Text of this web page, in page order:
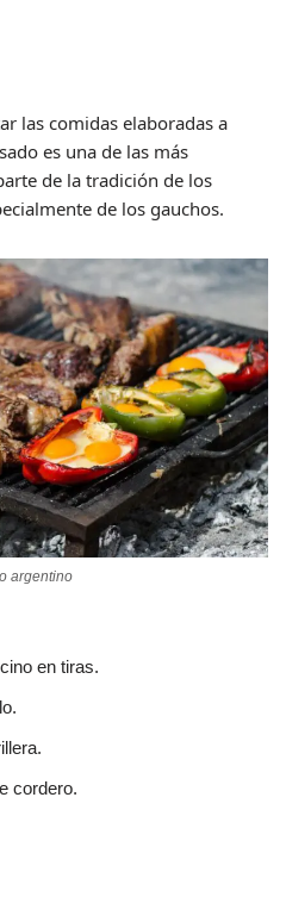
las comidas elaboradas a
es una de las más
de la tradición de los
de los gauchos.
argentino
en tiras.
cordero.